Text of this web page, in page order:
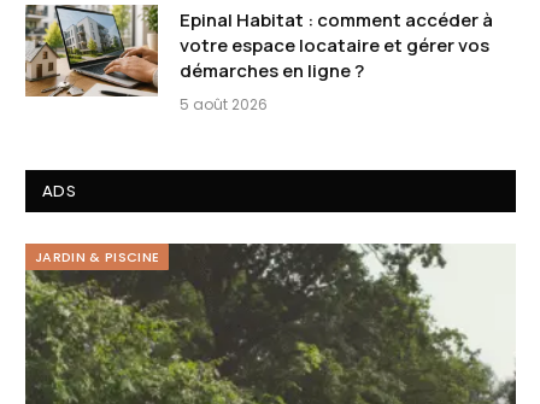
Epinal Habitat : comment accéder à
votre espace locataire et gérer vos
démarches en ligne ?
5 août 2026
ADS
JARDIN & PISCINE